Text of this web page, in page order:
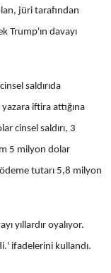
jüri tarafından
Trump'ın davayı
saldırıda
iftira attığına
cinsel saldırı, 3
5 milyon dolar
tutarı 5,8 milyon
yıllardır oyalıyor.
ifadelerini kullandı.